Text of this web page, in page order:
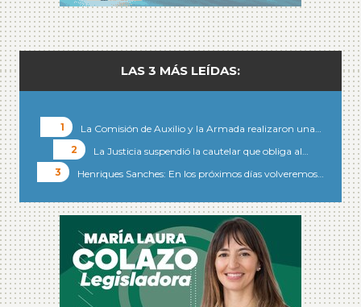
LAS 3 MÁS LEÍDAS:
La Comisión de Auxilio y la Armada realizaron una…
La Justicia suspendió la cautelar que obliga al…
Henriques Sanches: En los próximos días volveremos…